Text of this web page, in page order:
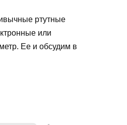
ртутные
или
Ее и обсудим в